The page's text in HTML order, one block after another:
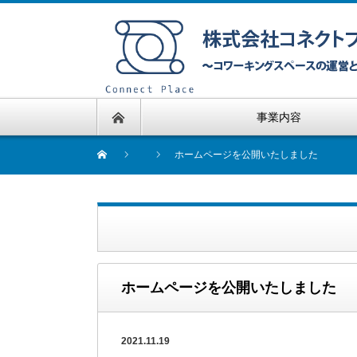
事業内容
ホームページを公開いたしました
ホームページを公開いたしました
2021.11.19